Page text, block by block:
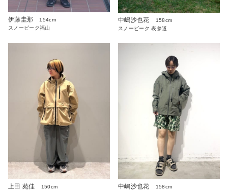
伊藤圭那
154cm
スノーピーク福山
中嶋沙也花
158cm
スノーピーク 表参道
上田 苑佳
150cm
中嶋沙也花
158cm